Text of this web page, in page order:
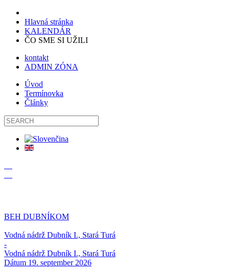
Hlavná stránka
KALENDÁR
ČO SME SI UŽILI
kontakt
ADMIN ZÓNA
Úvod
Termínovka
Články
BEH DUBNÍKOM
Vodná nádrž Dubník I., Stará Turá
-
Vodná nádrž Dubník I., Stará Turá
Dátum 19. september 2026